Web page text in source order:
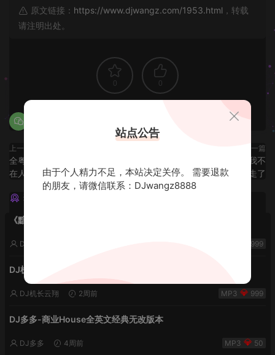
原文链接： https://www.djwangz.com/1953.html ，转载
请注明出处。
0 0
上一篇
全粤语ProgHouse-留住感觉 过渡
在人海
下一篇
流行中文ProgHouse-说一句我不
走了
猜你喜欢
《黯然销魂夜5》VHDJ机长✈️DJ糖果🍬
DJ机长云翔 999
DJ机长✈️DJ糖果🍬【丝滑之夜5】House摇摆节奏✈️纯净版🍬
DJ机长云翔 2周前 999
DJ多多-商业House全英文经典无改版本
DJ多多 4周前 50
站点公告
由于个人精力不足，本站决定关停。 需要退款
的朋友，请微信联系：DJwangz8888